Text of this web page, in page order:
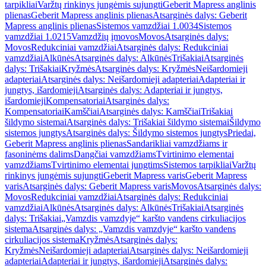
tarpikliaiVaržtų rinkinys jungėmis sujungtiGeberit Mapress anglinis
plienasGeberit Mapress anglinis plienasAtsarginės dalys: Geberit
Mapress anglinis plienasSistemos vamzdžiai 1.0034Sistemos
vamzdžiai 1.0215Vamzdžių įmovosMovosAtsarginės dalys:
MovosRedukciniai vamzdžiaiAtsarginės dalys: Redukciniai
vamzdžiaiAlkūnėsAtsarginės dalys: AlkūnėsTrišakiaiAtsarginės
dalys: TrišakiaiKryžmėsAtsarginės dalys: KryžmėsNeišardomieji
adapteriaiAtsarginės dalys: Neišardomieji adapteriaiAdapteriai ir
jungtys, išardomiejiAtsarginės dalys: Adapteriai ir jungtys,
išardomiejiKompensatoriaiAtsarginės dalys:
KompensatoriaiKamščiaiAtsarginės dalys: KamščiaiTrišakiai
šildymo sistemaiAtsarginės dalys: Trišakiai šildymo sistemaiŠildymo
sistemos jungtysAtsarginės dalys: Šildymo sistemos jungtysPriedai,
Geberit Mapress anglinis plienasSandarikliai vamzdžiams ir
fasoninėms dalimsDangčiai vamzdžiamsTvirtinimo elementai
vamzdžiamsTvirtinimo elementai jungtimsSistemos tarpikliaiVaržtų
rinkinys jungėmis sujungtiGeberit Mapress varisGeberit Mapress
varisAtsarginės dalys: Geberit Mapress varisMovosAtsarginės dalys:
MovosRedukciniai vamzdžiaiAtsarginės dalys: Redukciniai
vamzdžiaiAlkūnėsAtsarginės dalys: AlkūnėsTrišakiaiAtsarginės
dalys: Trišakiai„Vamzdis vamzdyje“ karšto vandens cirkuliacijos
sistemaAtsarginės dalys: „Vamzdis vamzdyje“ karšto vandens
cirkuliacijos sistemaKryžmėsAtsarginės dalys:
KryžmėsNeišardomieji adapteriaiAtsarginės dalys: Neišardomieji
adapteriaiAdapteriai ir jungtys, išardomiejiAtsarginės dalys: